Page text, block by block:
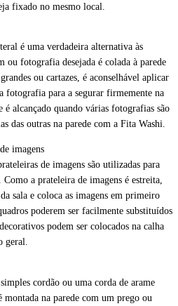
fixado no mesmo local.
é uma verdadeira alternativa às
ou fotografia desejada é colada à parede
ou cartazes, é aconselhável aplicar
fotografia para a segurar firmemente na
alcançado quando várias fotografias são
das outras na parede com a Fita Washi.
imagens
de imagens são utilizadas para
a prateleira de imagens é estreita,
sala e coloca as imagens em primeiro
poderem ser facilmente substituídos
podem ser colocados na calha
geral.
cordão ou uma corda de arame
na parede com um prego ou